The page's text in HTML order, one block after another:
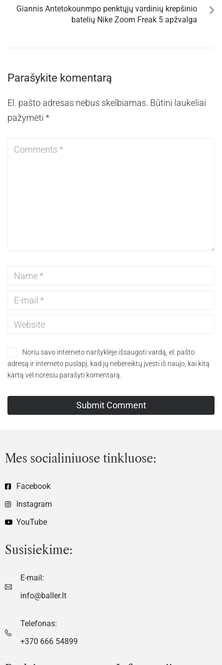
Giannis Antetokounmpo penktųjų vardinių krepšinio
batelių Nike Zoom Freak 5 apžvalga
Parašykite komentarą
El. pašto adresas nebus skelbiamas. Būtini laukeliai
pažymėti *
Noriu savo interneto naršyklėje išsaugoti vardą, el. pašto
adresą ir interneto puslapį, kad jų nebereiktų įvesti iš naujo, kai kitą
kartą vėl norėsiu parašyti komentarą.
Mes socialiniuose tinkluose:
Facebook
Instagram
YouTube
Susisiekime:
E-mail:
info@baller.lt
Telefonas:
+370 666 54899